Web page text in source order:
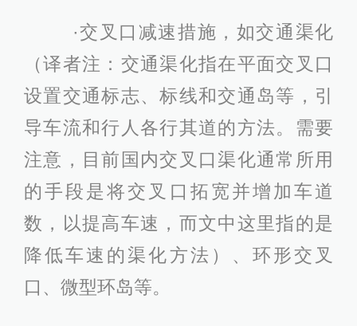
·交叉口减速措施，如交通渠化
（译者注：交通渠化指在平面交叉口
设置交通标志、标线和交通岛等，引
导车流和行人各行其道的方法。需要
注意，目前国内交叉口渠化通常所用
的手段是将交叉口拓宽并增加车道
数，以提高车速，而文中这里指的是
降低车速的渠化方法）、环形交叉
口、微型环岛等。